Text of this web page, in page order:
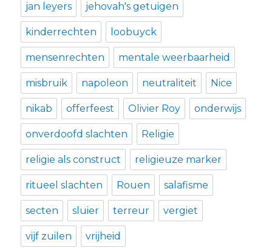
jan leyers jehovah's getuigen
kinderrechten loobuyck
mensenrechten mentale weerbaarheid
misbruik napoleon neutraliteit Nice
nikab offerfeest Olivier Roy onderwijs
onverdoofd slachten Religie
religie als construct religieuze marker
ritueel slachten Rouen salafisme
secten sluier terreur vergiet
vijf zuilen vrijheid